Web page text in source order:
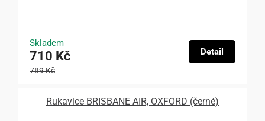
Skladem
710 Kč
789 Kč
Detail
Rukavice BRISBANE AIR, OXFORD (černé)